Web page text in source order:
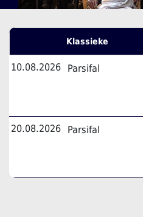
Klassieke
10.08.2026 Parsifal
20.08.2026 Parsifal